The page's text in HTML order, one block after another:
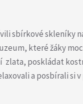
sbírkové
které žáky
zlata, poskládat
a posbírali si